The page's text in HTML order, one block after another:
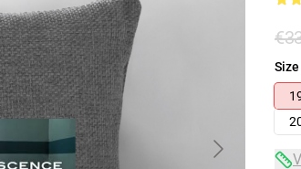
Size